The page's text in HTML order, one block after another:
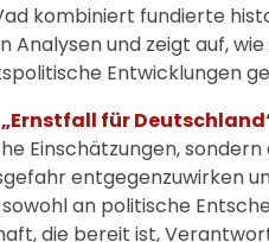
kombiniert fundierte
Analysen und zeigt auf,
Entwicklungen
„Ernstfall für
Einschätzungen,
entgegenzuwirken
sowohl an politische
die bereit ist,